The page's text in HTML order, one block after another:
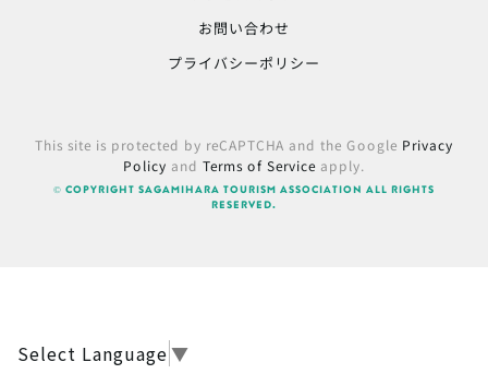
お問い合わせ
プライバシーポリシー
This site is protected by reCAPTCHA and the Google Privacy
Policy and Terms of Serviceapply.
© COPYRIGHT SAGAMIHARA TOURISM ASSOCIATION ALL RIGHTS
RESERVED.
Select Language▼